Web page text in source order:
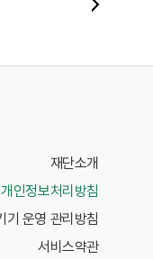
재단소개
개인정보처리방침
기 운영 관리방침
서비스약관